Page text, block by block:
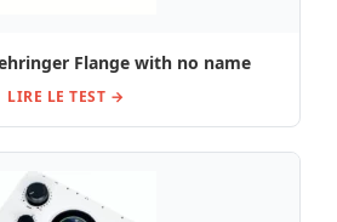
Flange with no name
LIRE LE TEST →